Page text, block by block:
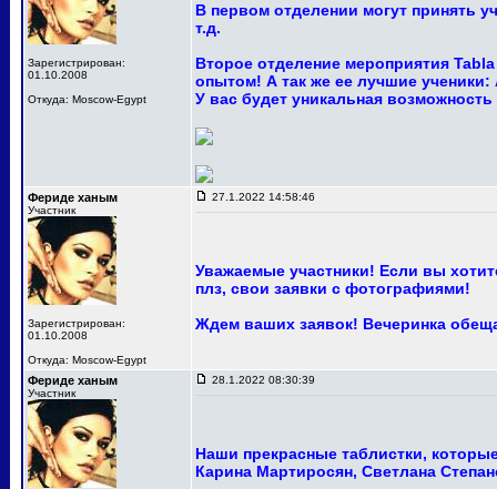
Зарегистрирован:
01.10.2008
Откуда: Moscow-Egypt
В первом отделении могут принять
т.д.
Второе отделение мероприятия
опытом! А так же ее лучшие
У вас будет уникальная
Фериде ханым
Участник
Зарегистрирован:
01.10.2008
Откуда: Moscow-Egypt
27.1.2022 14:58:46
Уважаемые участники! Если вы
плз, свои заявки с фотографиями!
Ждем ваших заявок! Вечеринка
Фериде ханым
Участник
28.1.2022 08:30:39
Наши прекрасные таблистки,
Карина Мартиросян, Светлана